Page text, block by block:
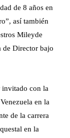
de 8 años en
así también
Mileyde
de Director bajo
invitado con la
en la
de la carrera
en la